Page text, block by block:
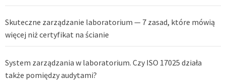
Skuteczne zarządzanie laboratorium — 7 zasad, które mówią
więcej niż certyfikat na ścianie
System zarządzania w laboratorium. Czy ISO 17025 działa
także pomiędzy audytami?